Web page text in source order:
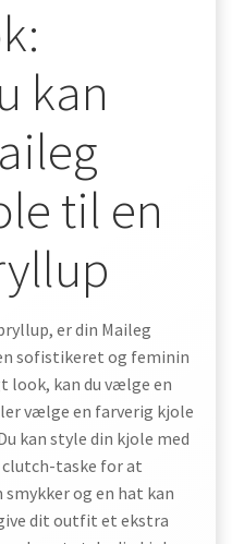
kan
til en
er din Maileg
sofistikeret og feminin
look, kan du vælge en
vælge en farverig kjole
kan style din kjole med
taske for at
og en hat kan
dit outfit et ekstra